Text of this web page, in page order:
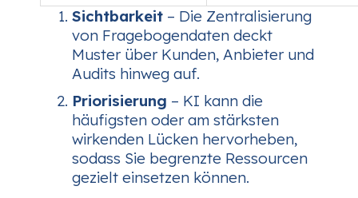
Sichtbarkeit – Die Zentralisierung
von Fragebogendaten deckt
Muster über Kunden, Anbieter und
Audits hinweg auf.
Priorisierung – KI kann die
häufigsten oder am stärksten
wirkenden Lücken hervorheben,
sodass Sie begrenzte Ressourcen
gezielt einsetzen können.